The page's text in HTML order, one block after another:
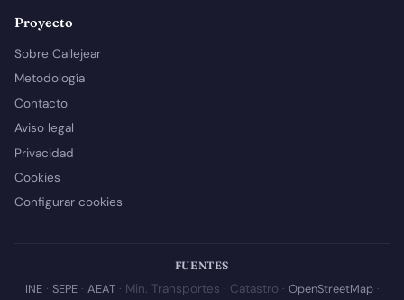
Proyecto
Sobre Callejear
Metodología
Contacto
Aviso legal
Privacidad
Cookies
Configurar cookies
FUENTES
INE· SEPE· AEAT· Min. Transportes · Catastro · OpenStreetMap·